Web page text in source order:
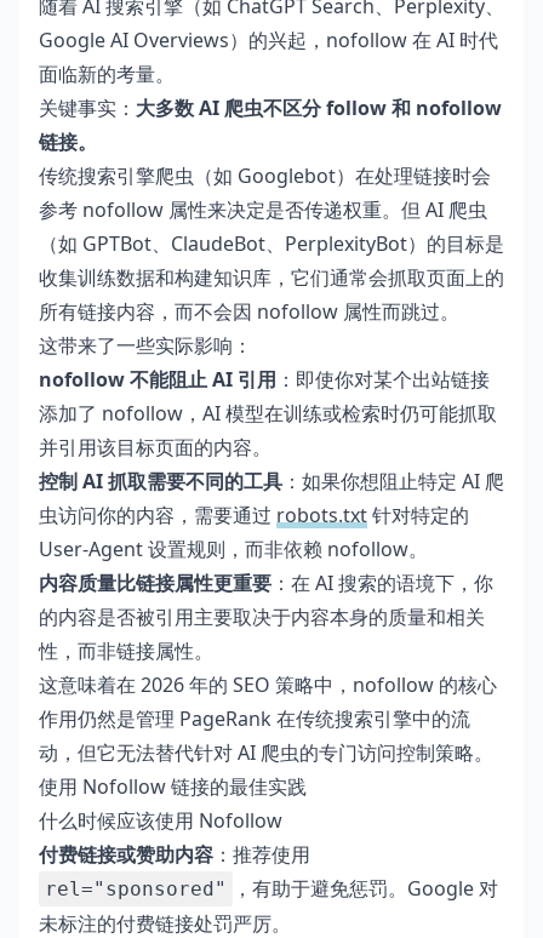
随着 AI 搜索引擎（如 ChatGPT Search、Perplexity、
Google AI Overviews）的兴起，nofollow 在 AI 时代
面临新的考量。
关键事实： 大多数 AI 爬虫不区分 follow 和 nofollow
链接。
传统搜索引擎爬虫（如 Googlebot）在处理链接时会
参考 nofollow 属性来决定是否传递权重。但 AI 爬虫
（如 GPTBot、ClaudeBot、PerplexityBot）的目标是
收集训练数据和构建知识库，它们通常会抓取页面上的
所有链接内容，而不会因 nofollow 属性而跳过。
这带来了一些实际影响：
nofollow 不能阻止 AI 引用 ：即使你对某个出站链接
添加了 nofollow，AI 模型在训练或检索时仍可能抓取
并引用该目标页面的内容。
控制 AI 抓取需要不同的工具 ：如果你想阻止特定 AI 爬
虫访问你的内容，需要通过 robots.txt针对特定的
User-Agent 设置规则，而非依赖 nofollow。
内容质量比链接属性更重要 ：在 AI 搜索的语境下，你
的内容是否被引用主要取决于内容本身的质量和相关
性，而非链接属性。
这意味着在 2026 年的 SEO 策略中，nofollow 的核心
作用仍然是管理 PageRank 在传统搜索引擎中的流
动，但它无法替代针对 AI 爬虫的专门访问控制策略。
使用 Nofollow 链接的最佳实践
什么时候应该使用 Nofollow
付费链接或赞助内容 ：推荐使用
rel="sponsored"
，有助于避免惩罚。Google 对
未标注的付费链接处罚严厉。